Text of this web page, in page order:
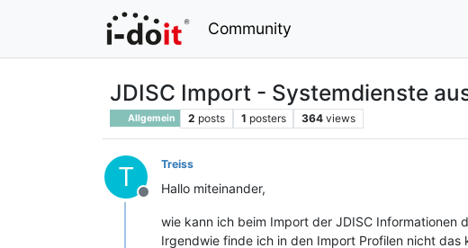
Community
JDISC Import - Systemdienste
Allgemein 2 posts 1 posters 364 views
T
Offline
Treiss
Hallo miteinander,
wie kann ich beim Import der JDISC Informationen
Irgendwie finde ich in den Import Profilen nicht